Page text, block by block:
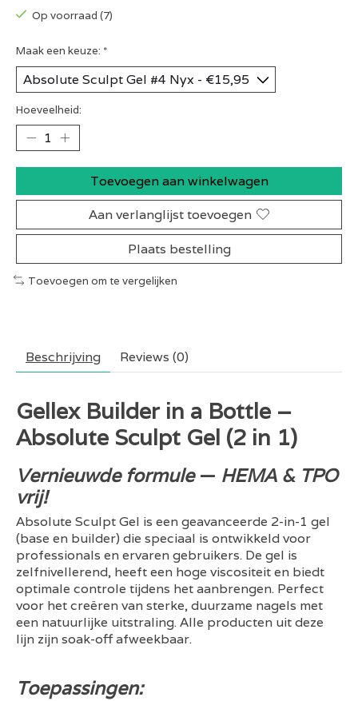
Op voorraad (7)
Maak een keuze: *
Hoeveelheid:
Toevoegen aan winkelwagen
Aan verlanglijst toevoegen
Plaats bestelling
Toevoegen om te vergelijken
Beschrijving Reviews (0)
Gellex Builder in a Bottle –
Absolute Sculpt Gel (2 in 1)
Vernieuwde formule— HEMA & TPO
vrij!
Absolute Sculpt Gel is een geavanceerde 2-in-1 gel
(base en builder) die speciaal is ontwikkeld voor
professionals en ervaren gebruikers. De gel is
zelfnivellerend, heeft een hoge viscositeit en biedt
optimale controle tijdens het aanbrengen. Perfect
voor het creëren van sterke, duurzame nagels met
een natuurlijke uitstraling. Alle producten uit deze
lijn zijn soak-off afweekbaar.
Toepassingen: